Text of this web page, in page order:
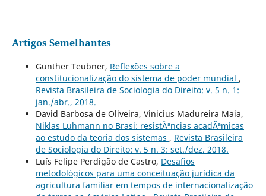
Artigos Semelhantes
Gunther Teubner, Reflexões sobre a
constitucionalização do sistema de poder mundial ,
Revista Brasileira de Sociologia do Direito: v. 5 n. 1:
jan./abr., 2018.
David Barbosa de Oliveira, Vinicius Madureira Maia,
Niklas Luhmann no Brasi: resistÃªncias acadÃªmicas
ao estudo da teoria dos sistemas , Revista Brasileira
de Sociologia do Direito: v. 5 n. 3: set./dez. 2018.
Luís Felipe Perdigão de Castro, Desafios
metodológicos para uma conceituação jurídica da
agricultura familiar em tempos de internacionalização